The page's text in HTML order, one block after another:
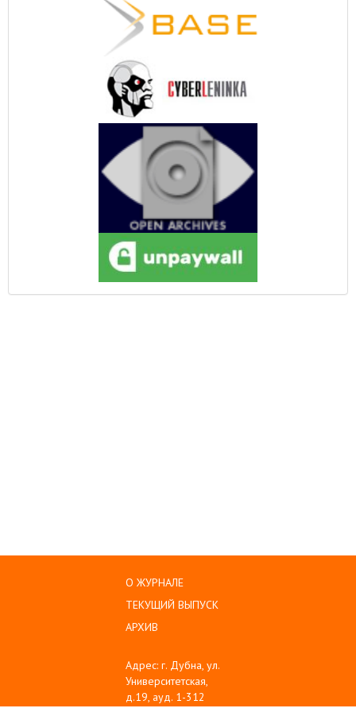
О ЖУРНАЛЕ
ТЕКУЩИЙ ВЫПУСК
АРХИВ
Адрес: г. Дубна, ул.
Университетская,
д.19, ауд. 1-312